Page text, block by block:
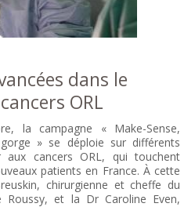
dans le
ORL
la campagne « Make-Sense,
» se déploie sur différents
aux cancers ORL, qui touchent
patients en France. À cette
chirurgienne et cheffe du
Roussy, et la Dr Caroline Even,